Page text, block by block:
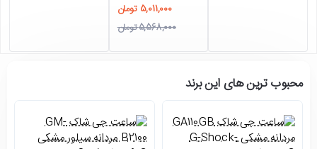
5,011,000 تومان
5,568,000 تومان
محبوب ترین های این برند